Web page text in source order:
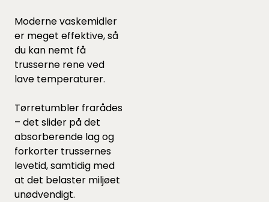
Moderne vaskemidler
er meget effektive, så
du kan nemt få
trusserne rene ved
lave temperaturer.
Tørretumbler frarådes
– det slider på det
absorberende lag og
forkorter trussernes
levetid, samtidig med
at det belaster miljøet
unødvendigt.